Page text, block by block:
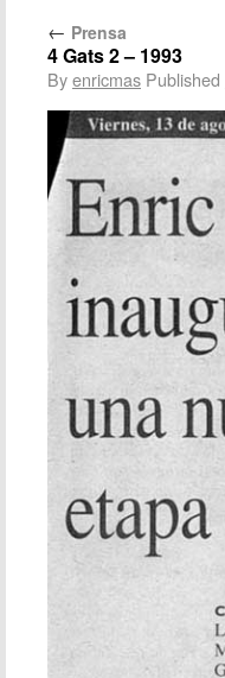
← Prensa
4 Gats 2 – 1993
Byenricmas Published